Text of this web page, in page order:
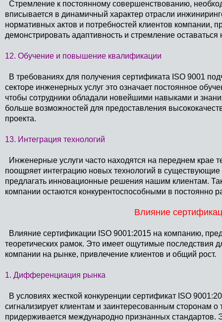
Стремление к постоянному совершенствованию,
вписывается в динамичный характер отрасли
нормативных актов и потребностей клиентов
демонстрировать адаптивность и стремление
12. Обучение и повышение квалификации
В требованиях для получения сертификата ISO 9001
секторе инженерных услуг это означает постоянное
чтобы сотрудники обладали новейшими навыками и
больше возможностей для предоставления
проекта.
13. Интеграция технологий
Инженерные услуги часто находятся на переднем крае
поощряет интеграцию новых технологий в
предлагать инновационные решения нашим клиентам.
компании остаются конкурентоспособными в постоянно
Влияние
Влияние сертификации ISO 9001:2015 на компанию,
теоретических рамок. Это имеет ощутимые последствия
компании на рынке, привлечение клиентов и общий рост.
1. Дифференциация рынка
В условиях жесткой конкуренции сертификат ISO
сигнализирует клиентам и заинтересованным сторонам
придерживается международно признанных стандартов.